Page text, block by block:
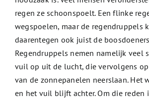
regen ze schoonspoelt. Een flinke
wegspoelen, maar de regendruppels
daarentegen ook juist de
Regendruppels nemen namelijk veel
vuil op uit de lucht, die vervolgens
van de zonnepanelen neerslaan. Het
en het vuil blijft achter. Om die reden